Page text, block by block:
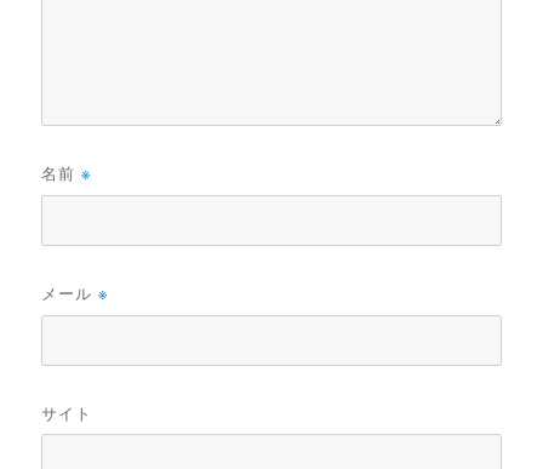
名前※
メール※
サイト